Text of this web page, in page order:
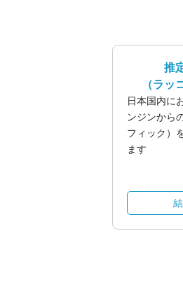
推
（ラッ
日本国内に
ンジンから
フィック）
ます